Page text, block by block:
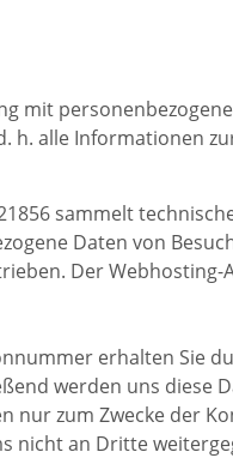
mit
h. alle Informationen
sammelt
Daten von
Der
erhalten Sie
werden uns diese
nur zum Zwecke der
nicht an Dritte